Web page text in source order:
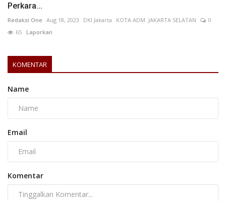
Perkara...
Redaksi One Aug 18, 2023 DKI Jakarta KOTA ADM. JAKARTA SELATAN
0
65 Laporkan
KOMENTAR
Name
Email
Komentar